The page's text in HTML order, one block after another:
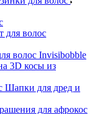
волос Invisibobble
3D косы из
Шапки для дред и